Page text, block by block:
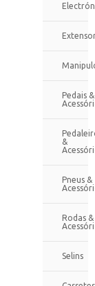
Pedais &
&
Pneus &
Rodas &
Selins